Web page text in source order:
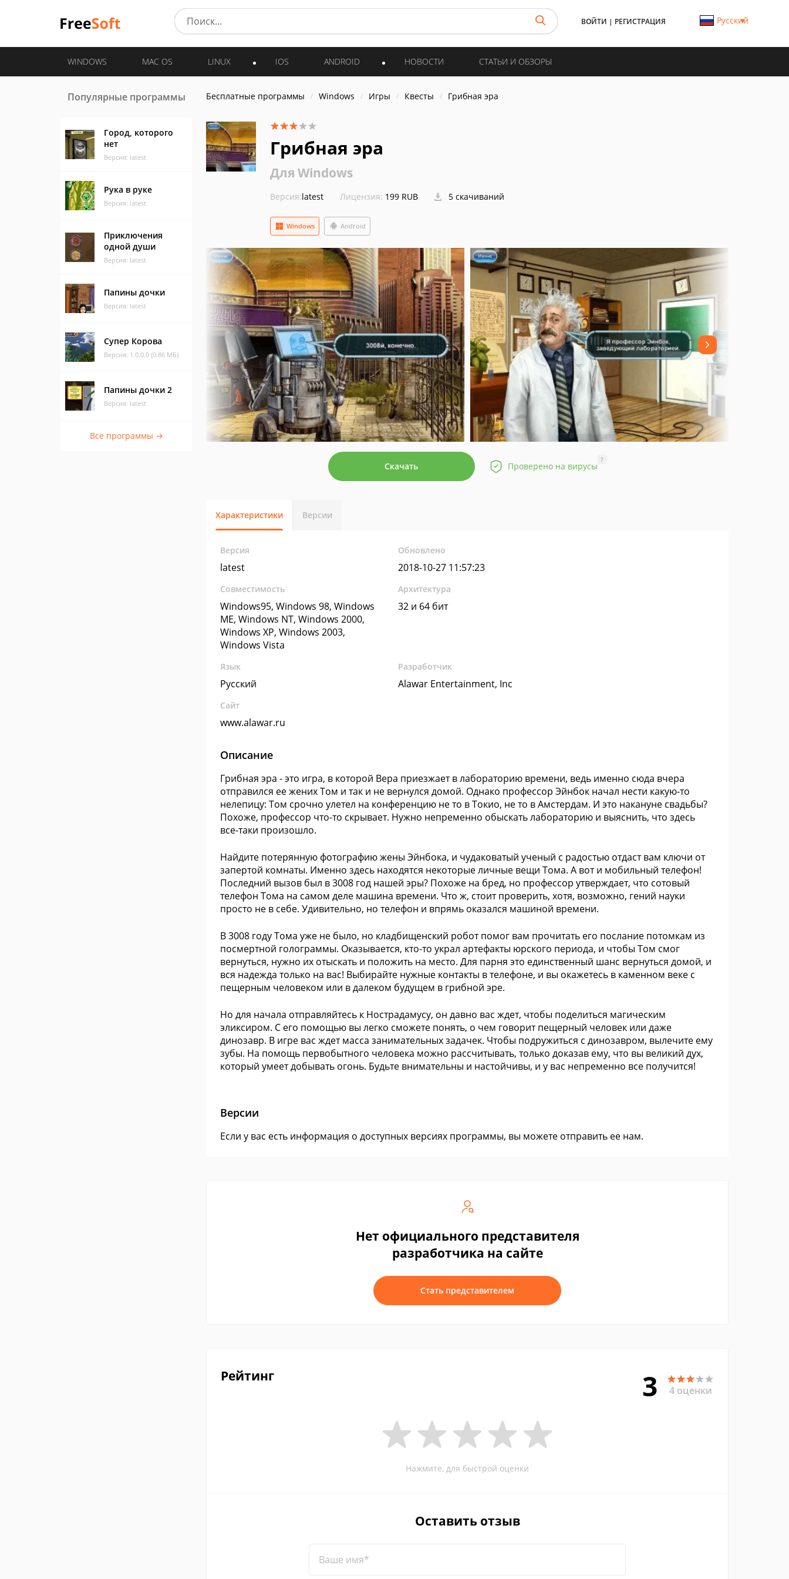
ВОЙТИ | РЕГИСТРАЦИЯ Русский
WINDOWS MAC OS LINUX IOS ANDROID НОВОСТИ СТАТЬИ И ОБЗОРЫ
Популярные программы
Город, которого
нет
Версия: latest
Рука в руке
Версия: latest
Приключения
одной души
Версия: latest
Папины дочки
Версия: latest
Супер Корова
Версия: 1.0.0.0 (0.86 МБ)
Папины дочки 2
Версия: latest
Все программы →
Бесплатные программы Windows Игры Квесты Грибная эра
Грибная эра
Для Windows
Версия:latest Лицензия: 199 RUB 5 скачиваний
Android
Windows
Скачать Проверено на вирусы
?
Характеристики Версии
Версия
latest
Обновлено
2018-10-27 11:57:23
Совместимость
Windows95, Windows 98, Windows
ME, Windows NT, Windows 2000,
Windows XP, Windows 2003,
Windows Vista
Архитектура
32 и 64 бит
Язык
Русский
Разработчик
Alawar Entertainment, Inc
Сайт
www.alawar.ru
Описание
Грибная эра - это игра, в которой Вера приезжает в лабораторию времени, ведь именно сюда вчера
отправился ее жених Том и так и не вернулся домой. Однако профессор Эйнбок начал нести какую-то
нелепицу: Том срочно улетел на конференцию не то в Токио, не то в Амстердам. И это накануне свадьбы?
Похоже, профессор что-то скрывает. Нужно непременно обыскать лабораторию и выяснить, что здесь
все-таки произошло.
Найдите потерянную фотографию жены Эйнбока, и чудаковатый ученый с радостью отдаст вам ключи от
запертой комнаты. Именно здесь находятся некоторые личные вещи Тома. А вот и мобильный телефон!
Последний вызов был в 3008 год нашей эры? Похоже на бред, но профессор утверждает, что сотовый
телефон Тома на самом деле машина времени. Что ж, стоит проверить, хотя, возможно, гений науки
просто не в себе. Удивительно, но телефон и впрямь оказался машиной времени.
В 3008 году Тома уже не было, но кладбищенский робот помог вам прочитать его послание потомкам из
посмертной голограммы. Оказывается, кто-то украл артефакты юрского периода, и чтобы Том смог
вернуться, нужно их отыскать и положить на место. Для парня это единственный шанс вернуться домой, и
вся надежда только на вас! Выбирайте нужные контакты в телефоне, и вы окажетесь в каменном веке с
пещерным человеком или в далеком будущем в грибной эре.
Но для начала отправляйтесь к Нострадамусу, он давно вас ждет, чтобы поделиться магическим
эликсиром. С его помощью вы легко сможете понять, о чем говорит пещерный человек или даже
динозавр. В игре вас ждет масса занимательных задачек. Чтобы подружиться с динозавром, вылечите ему
зубы. На помощь первобытного человека можно рассчитывать, только доказав ему, что вы великий дух,
который умеет добывать огонь. Будьте внимательны и настойчивы, и у вас непременно все получится!
Версии
Если у вас есть информация о доступных версиях программы, вы можете отправить ее нам.
Нет официального представителя
разработчика на сайте
Стать представителем
Рейтинг 3 4 оценки
Нажмите, для быстрой оценки
Оставить отзыв
Ваше имя*